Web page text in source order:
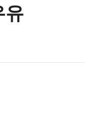
유